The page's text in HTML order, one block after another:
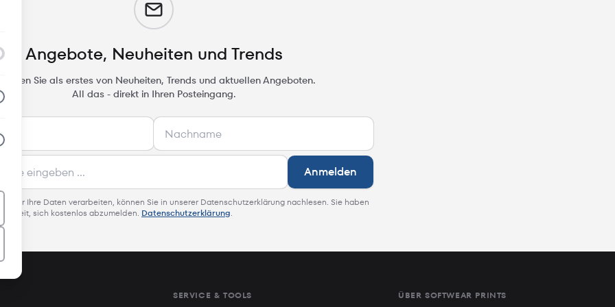
Angebote, Neuheiten und Trends
Sie als erstes von Neuheiten, Trends und aktuellen Angeboten.
All das - direkt in Ihren Posteingang.
Anmelden
wir Ihre Daten verarbeiten, können Sie in unserer Datenschutzerklärung nachlesen. Sie haben
sich kostenlos abzumelden. Datenschutzerklärung.
SERVICE & TOOLS ÜBER SOFTWEAR PRINTS